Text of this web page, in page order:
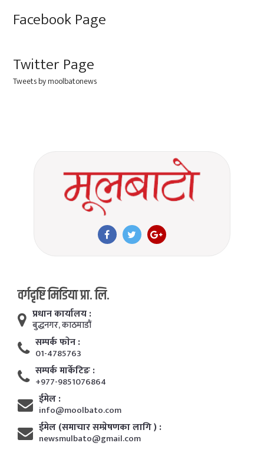
Facebook Page
Twitter Page
Tweets by moolbatonews
वर्गदृष्टि मिडिया प्रा. लि.
प्रधान कार्यालय :
बुद्धनगर, काठमाडाैं
सम्पर्क फाेन :
01-4785763
सम्पर्क मार्केटिङ :
+977-9851076864
ईमेल :
info@moolbato.com
ईमेल (समाचार सम्प्रेषणका लागि ) :
newsmulbato@gmail.com